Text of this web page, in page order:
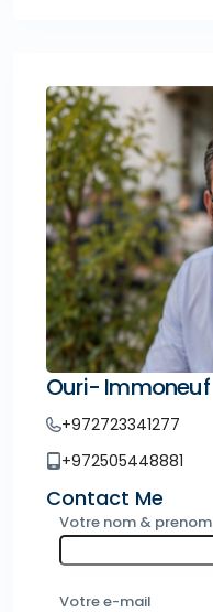
Ouri- Immoneuf
+972723341277
+972505448881
Contact Me
Votre nom & prenom
Votre e-mail